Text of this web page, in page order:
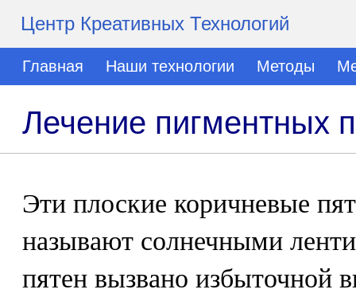
Центр Креативных Технологий
Главная Наши технологии Методы
Лечение пигментных
Эти плоские коричневые
называют солнечными
пятен вызвано избыточной